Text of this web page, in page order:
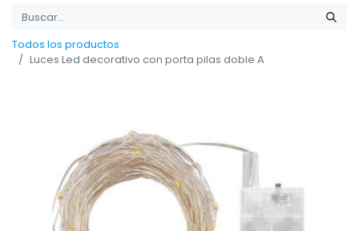
Todos los productos
Luces Led decorativo con porta pilas doble A